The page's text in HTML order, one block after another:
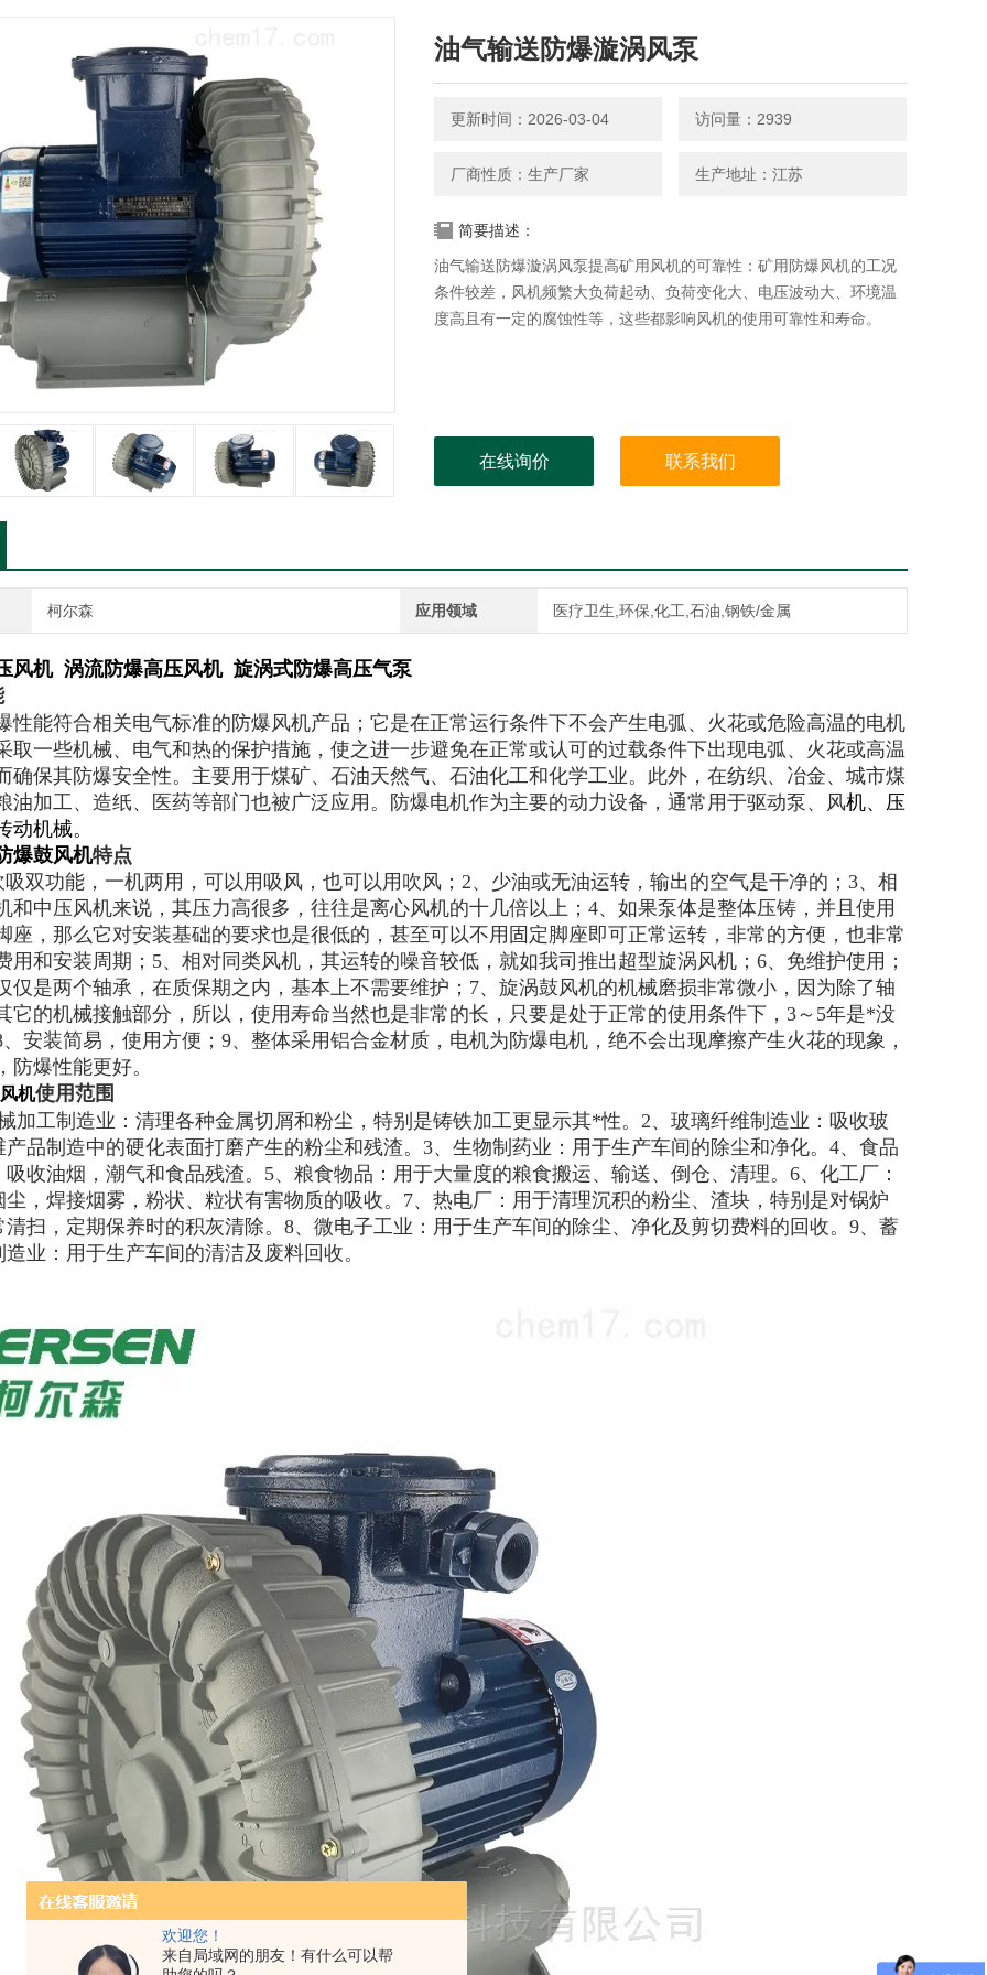
欢迎您！
来自局域网的朋友！有什么可以帮
油气输送防爆漩涡风泵
更新时间：2026-03-04 访问量：2939
厂商性质：生产厂家 生产地址：江苏
简要描述：
油气输送防爆漩涡风泵提高矿用风机的可靠性：矿用防爆风机的工况
条件较差，风机频繁大负荷起动、负荷变化大、电压波动大、环境温
度高且有一定的腐蚀性等，这些都影响风机的使用可靠性和寿命。
在线询价 联系我们
柯尔森 应用领域 医疗卫生,环保,化工,石油,钢铁/金属
风机 涡流防爆高压风机旋涡式防爆高压气泵
性能符合相关电气标准的防爆风机产品；它是在正常运行条件下不会产生电弧、火花或危险高温的电机
取一些机械、电气和热的保护措施，使之进一步避免在正常或认可的过载条件下出现电弧、火花或高温
确保其防爆安全性。主要用于煤矿、石油天然气、石油化工和化学工业。此外，在纺织、冶金、城市煤
油加工、造纸、医药等部门也被广泛应用。防爆电机作为主要的动力设备，通常用于驱动泵、风机、压
动机械。
爆鼓风机特点
双功能，一机两用，可以用吸风，也可以用吹风；2、少油或无油运转，输出的空气是干净的；3、相
和中压风机来说，其压力高很多，往往是离心风机的十几倍以上；4、如果泵体是整体压铸，并且使用
座，那么它对安装基础的要求也是很低的，甚至可以不用固定脚座即可正常运转，非常的方便，也非常
用和安装周期；5、相对同类风机，其运转的噪音较低，就如我司推出超型旋涡风机；6、免维护使用；
仅是两个轴承，在质保期之内，基本上不需要维护；7、旋涡鼓风机的机械磨损非常微小，因为除了轴
它的机械接触部分，所以，使用寿命当然也是非常的长，只要是处于正常的使用条件下，3～5年是*没
安装简易，使用方便；9、整体采用铝合金材质，电机为防爆电机，绝不会出现摩擦产生火花的现象，
防爆性能更好。
机使用范围
加工制造业：清理各种金属切屑和粉尘，特别是铸铁加工更显示其*性。2、玻璃纤维制造业：吸收玻
产品制造中的硬化表面打磨产生的粉尘和残渣。3、生物制药业：用于生产车间的除尘和净化。4、食品
吸收油烟，潮气和食品残渣。5、粮食物品：用于大量度的粮食搬运、输送、倒仓、清理。6、化工厂：
尘，焊接烟雾，粉状、粒状有害物质的吸收。7、热电厂：用于清理沉积的粉尘、渣块，特别是对锅炉
清扫，定期保养时的积灰清除。8、微电子工业：用于生产车间的除尘、净化及剪切费料的回收。9、蓄
造业：用于生产车间的清洁及废料回收。